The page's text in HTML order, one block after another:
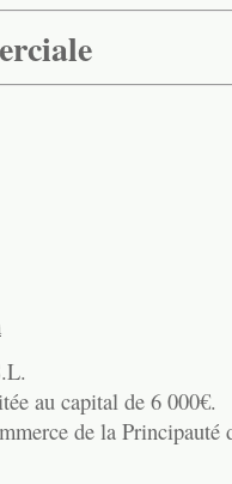
au capital de 6 000€.
de la Principauté